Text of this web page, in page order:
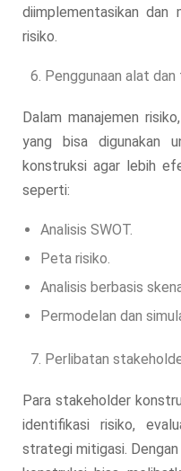
diimplementasikan dan
risiko.
Penggunaan alat
Dalam manajemen
yang bisa digunakan
konstruksi agar lebih
seperti:
Analisis SWOT.
Peta risiko.
Analisis berbasis
Permodelan dan
Perlibatan
Para stakeholder
identifikasi risiko,
strategi mitigasi.